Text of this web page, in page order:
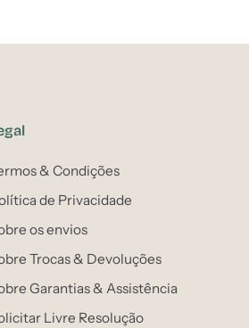
& Condições
de Privacidade
os envios
Trocas & Devoluções
Garantias & Assistência
Livre Resolução